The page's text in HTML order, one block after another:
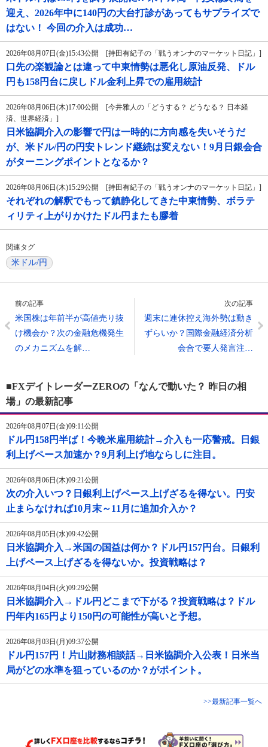
迎え、2026年中に140円の大台打診があってもサプライズで
はない！ 今回の介入は成功…
2026年08月07日(金)15:43公開 [持田有紀子の「戦うオンナのマーケット日記」]
口先の楽観論とは違って中東情勢は悪化し原油反発、ドル
円も158円台に戻しドル金利上昇での雇用統計
2026年08月06日(木)17:00公開 [今井雅人の「どうする？ どうなる？ 日本経
済、世界経済」]
日米協調介入の影響で円は一時的に方向感を失いそうだ
が、米ドル/円の円安トレンド継続は変えない！9月日銀会合
がターニングポイントとなるか？
2026年08月06日(木)15:29公開 [持田有紀子の「戦うオンナのマーケット日記」]
それぞれの解釈でもって鎮静化してきた中東情勢、ボラテ
ィリティ上がりかけたドル円またも膠着
関連タグ
米ドル/円
前の記事
米国株は年前半が高値売り抜
け機会か？次の金融危機発生
のメカニズムを解…
次の記事
週末に連休控え海外勢は動き
ずらいか？国際金融経済分析
会合で要人発言注…
■FXデイトレーダーZEROの「なんで動いた？ 昨日の相
場」の最新記事
2026年08月07日(金)09:11公開
ドル円158円半ば！今晩米雇用統計→介入も一応警戒。日銀
利上げペース加速か？9月利上げ地ならしに注目。
2026年08月06日(木)09:21公開
次の介入いつ？日銀利上げペース上げざるを得ない。円安
止まらなければ10月末～11月に追加介入か？
2026年08月05日(水)09:42公開
日米協調介入→米国の国益は何か？ドル円157円台。日銀利
上げペース上げざるを得ないか。投資戦略は？
2026年08月04日(火)09:29公開
日米協調介入→ドル円どこまで下がる？投資戦略は？ドル
円年内165円より150円の可能性が高いと予想。
2026年08月03日(月)09:37公開
ドル円157円！片山財務相談話→日米協調介入公表！日米当
局がどの水準を狙っているのか？がポイント。
>>最新記事一覧へ